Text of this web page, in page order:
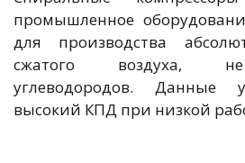
промышленное
для производства
сжатого воздуха,
углеводородов. Данные
высокий КПД при низкой